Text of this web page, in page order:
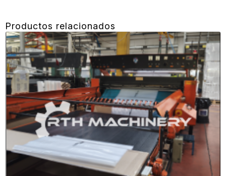
Productos relacionados